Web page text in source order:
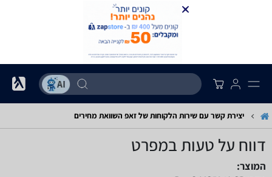
יצירת קשר עם שירות הלקוחות של זאפ השוואת מחירים
דווח על טעות במפרט
המוצר: